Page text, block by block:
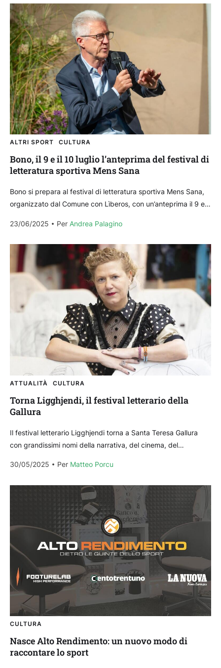
ALTRI SPORT CULTURA
Bono, il 9 e il 10 luglio l’anteprima del festival di
letteratura sportiva Mens Sana
Bono si prepara al festival di letteratura sportiva Mens Sana,
organizzato dal Comune con Lìberos, con un’anteprima il 9 e
23/06/2025
Per Andrea Palagino
ATTUALITÀ CULTURA
Torna Ligghjendi, il festival letterario della
Gallura
Il festival letterario Ligghjendi torna a Santa Teresa Gallura
con grandissimi nomi della narrativa, del cinema, del
dopo...
30/05/2025 Per Matteo Porcu
CULTURA
Nasce Alto Rendimento: un nuovo modo di
raccontare lo sport